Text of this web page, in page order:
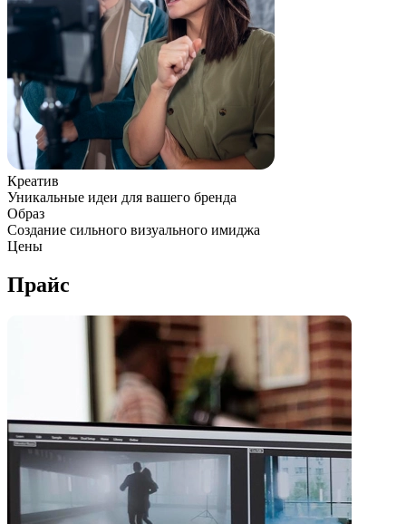
Креатив
Уникальные идеи для вашего бренда
Образ
Создание сильного визуального имиджа
Цены
Прайс